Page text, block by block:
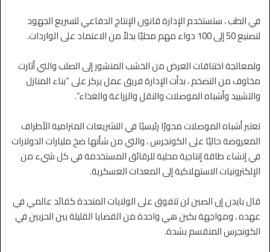
في الطب ، ستستخدم الإدارة قانون الإنتاج الدفاعي لتسريع الجهود
لتصنيع 50 إلى 100 دواء مهم محليًا بدلاً من الاعتماد على الواردات.
ولمعالجة اختناقات العرض من الخشب المنشور إلى الصلب والتي أثارت
مخاوف من التضخم ، بدأت الإدارة فريق عمل يركز على “بناء المنازل
والتشييد وأشباه الموصلات والنقل والزراعة والغذاء”.
تعتبر أشباه الموصلات محورًا رئيسيًا في التشريعات المترامية الأطراف
المعروضة حاليًا على الكونجرس ، والتي من شأنها ضخ مليارات الدولارات
في إنشاء طاقة إنتاجية محلية للرقائق المستخدمة في كل شيء من
الإلكترونيات الاستهلاكية إلى المعدات العسكرية.
قال بايدن إن الصين لن تتفوق على الولايات المتحدة كقائد عالمي في
عهده ، ومواجهة بكين هي واحدة من القضايا القليلة بين الحزبين في
الكونجرس المنقسم بشدة.